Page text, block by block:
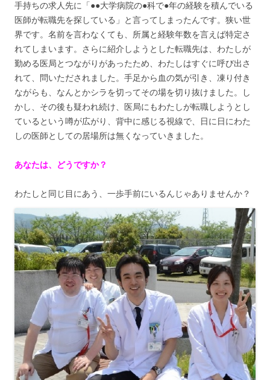
手持ちの求人先に「●●大学病院の●科で●年の経験を積んでいる
医師が転職先を探している」と言ってしまったんです。狭い世
界です。名前を言わなくても、所属と経験年数を言えば特定さ
れてしまいます。さらに紹介しようとした転職先は、わたしが
勤める医局とつながりがあったため、わたしはすぐに呼び出さ
れて、問いただされました。手足から血の気が引き、凍り付き
ながらも、なんとかシラを切ってその場を切り抜けました。し
かし、その後も疑われ続け、医局にもわたしが転職しようとし
ているという噂が広がり、背中に感じる視線で、日に日にわた
しの医師としての居場所は無くなっていきました。
あなたは、どうですか？
わたしと同じ目にあう、一歩手前にいるんじゃありませんか？